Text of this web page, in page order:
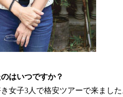
はいつですか？
き女子3人で格安ツアーで来まし